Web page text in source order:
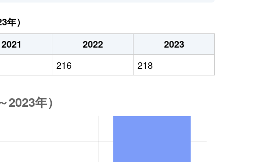
）
2021 2022
2023
216 218